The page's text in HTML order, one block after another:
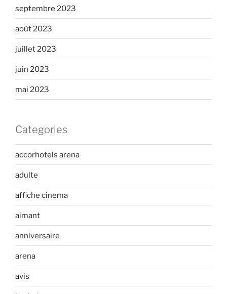
septembre 2023
août 2023
juillet 2023
juin 2023
mai 2023
Categories
accorhotels arena
adulte
affiche cinema
aimant
anniversaire
arena
avis